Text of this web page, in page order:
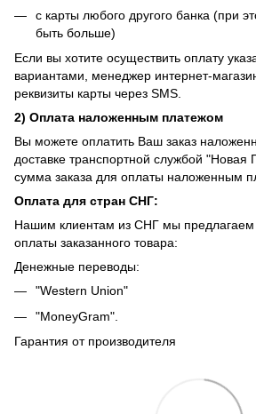
с карты любого другого банка (при
быть больше)
Если вы хотите осуществить оплату
вариантами, менеджер интернет-
реквизиты карты через SMS.
2) Оплата наложенным платежом
Вы можете оплатить Ваш заказ
доставке транспортной службой
сумма заказа для оплаты наложенным
Оплата для стран СНГ:
Нашим клиентам из СНГ мы
оплаты заказанного товара:
Денежные переводы:
"Western Union"
"MoneyGram".
Гарантия от производителя